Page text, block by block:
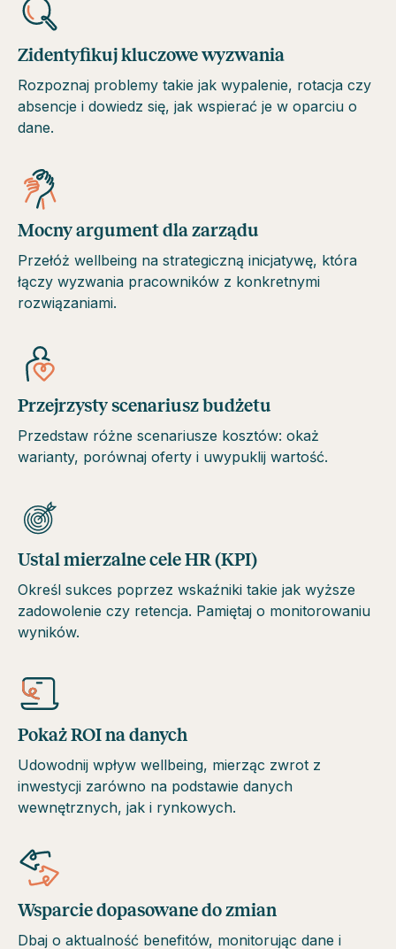
Zidentyfikuj kluczowe wyzwania
Rozpoznaj problemy takie jak wypalenie, rotacja czy
absencje i dowiedz się, jak wspierać je w oparciu o
dane.
Mocny argument dla zarządu
Przełóż wellbeing na strategiczną inicjatywę, która
łączy wyzwania pracowników z konkretnymi
rozwiązaniami.
Przejrzysty scenariusz budżetu
Przedstaw różne scenariusze kosztów: okaż
warianty, porównaj oferty i uwypuklij wartość.
Ustal mierzalne cele HR (KPI)
Określ sukces poprzez wskaźniki takie jak wyższe
zadowolenie czy retencja. Pamiętaj o monitorowaniu
wyników.
Pokaż ROI na danych
Udowodnij wpływ wellbeing, mierząc zwrot z
inwestycji zarówno na podstawie danych
wewnętrznych, jak i rynkowych.
Wsparcie dopasowane do zmian
Dbaj o aktualność benefitów, monitorując dane i